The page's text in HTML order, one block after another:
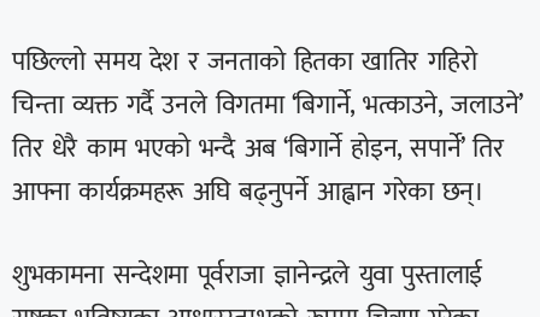
पछिल्लो समय देश र जनताको हितका खातिर गहिरो
चिन्ता व्यक्त गर्दै उनले विगतमा ‘बिगार्ने, भत्काउने, जलाउने’
तिर धेरै काम भएको भन्दै अब ‘बिगार्ने होइन, सपार्ने’ तिर
आफ्ना कार्यक्रमहरू अघि बढ्नुपर्ने आह्वान गरेका छन्।
शुभकामना सन्देशमा पूर्वराजा ज्ञानेन्द्रले युवा पुस्तालाई